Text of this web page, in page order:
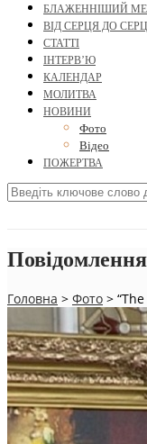
БЛАЖЕННІШИЙ
ВІД СЕРЦЯ ДО
СТАТТІ
ІНТЕРВ’Ю
КАЛЕНДАР
МОЛИТВА
НОВИНИ
Фото
Відео
ПОЖЕРТВА
Повідомлення
Головна > Фото >